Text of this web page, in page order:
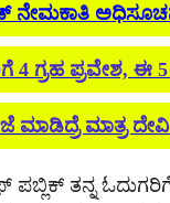
ನೇಮಕಾತಿ
4 ಗ್ರಹ ಪ್ರವೇಶ,
ಮಾಡಿದ್ರೆ ಮಾತ್ರ
ಪಬ್ಲಿಕ್ ತನ್ನ